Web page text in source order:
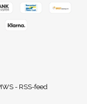
- RSS-feed